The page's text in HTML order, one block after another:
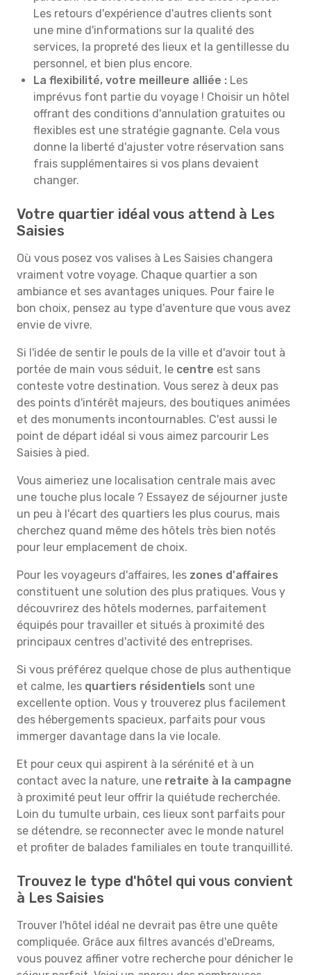
Les retours d'expérience d'autres clients sont
une mine d'informations sur la qualité des
services, la propreté des lieux et la gentillesse du
personnel, et bien plus encore.
La flexibilité, votre meilleure alliée : Les
imprévus font partie du voyage ! Choisir un hôtel
offrant des conditions d'annulation gratuites ou
flexibles est une stratégie gagnante. Cela vous
donne la liberté d'ajuster votre réservation sans
frais supplémentaires si vos plans devaient
changer.
Votre quartier idéal vous attend à Les
Saisies
Où vous posez vos valises à Les Saisies changera
vraiment votre voyage. Chaque quartier a son
ambiance et ses avantages uniques. Pour faire le
bon choix, pensez au type d'aventure que vous avez
envie de vivre.
Si l'idée de sentir le pouls de la ville et d'avoir tout à
portée de main vous séduit, le centre est sans
conteste votre destination. Vous serez à deux pas
des points d'intérêt majeurs, des boutiques animées
et des monuments incontournables. C'est aussi le
point de départ idéal si vous aimez parcourir Les
Saisies à pied.
Vous aimeriez une localisation centrale mais avec
une touche plus locale ? Essayez de séjourner juste
un peu à l'écart des quartiers les plus courus, mais
cherchez quand même des hôtels très bien notés
pour leur emplacement de choix.
Pour les voyageurs d'affaires, les zones d'affaires
constituent une solution des plus pratiques. Vous y
découvrirez des hôtels modernes, parfaitement
équipés pour travailler et situés à proximité des
principaux centres d'activité des entreprises.
Si vous préférez quelque chose de plus authentique
et calme, les quartiers résidentiels sont une
excellente option. Vous y trouverez plus facilement
des hébergements spacieux, parfaits pour vous
immerger davantage dans la vie locale.
Et pour ceux qui aspirent à la sérénité et à un
contact avec la nature, une retraite à la campagne
à proximité peut leur offrir la quiétude recherchée.
Loin du tumulte urbain, ces lieux sont parfaits pour
se détendre, se reconnecter avec le monde naturel
et profiter de balades familiales en toute tranquillité.
Trouvez le type d'hôtel qui vous convient
à Les Saisies
Trouver l'hôtel idéal ne devrait pas être une quête
compliquée. Grâce aux filtres avancés d'eDreams,
vous pouvez affiner votre recherche pour dénicher le